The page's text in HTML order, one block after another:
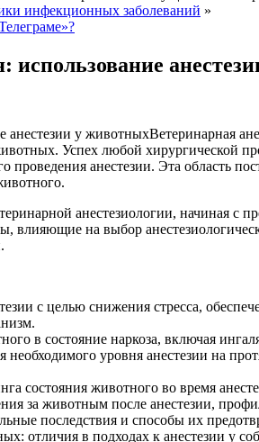
инфекционных заболеваний »
использование
Ветеринарная
Успех любой хирургической
проведения анестезии. Эта область
анестезиологии, начиная
влияющие на выбор
с целью снижения стресса,
в состояние наркоза, включая
уровня анестезии на
состояния животного во время
за животным после анестезии,
последствия и способы их
отличия в подходах к анестезии у